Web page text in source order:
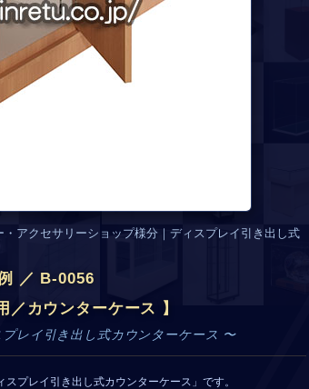
アクセサリーショップ様分｜ディスプレイ引き出し式
／ B-0056
／カウンターケース 】
レイ引き出し式カウンターケース 〜
プレイ引き出し式カウンターケース」です。